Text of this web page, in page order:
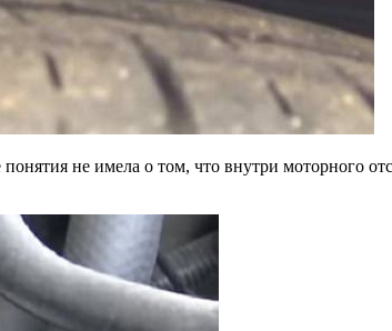
не имела о том, что внутри моторного